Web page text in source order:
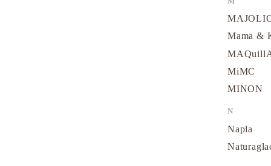
Mama &
MiMC
MINON
N
Napla